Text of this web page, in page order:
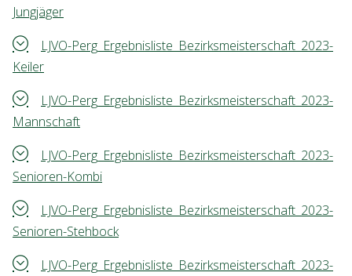
Jungjäger
LJVO-Perg_Ergebnisliste_Bezirksmeisterschaft_2023-
Keiler
LJVO-Perg_Ergebnisliste_Bezirksmeisterschaft_2023-
Mannschaft
LJVO-Perg_Ergebnisliste_Bezirksmeisterschaft_2023-
Senioren-Kombi
LJVO-Perg_Ergebnisliste_Bezirksmeisterschaft_2023-
Senioren-Stehbock
LJVO-Perg_Ergebnisliste_Bezirksmeisterschaft_2023-